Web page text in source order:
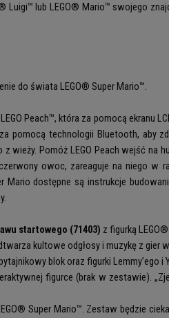
Luigi™ lub LEGO® Mario™ swojego
do świata LEGO® Super Mario™.
Peach™, która za pomocą ekranu
pomocą technologii Bluetooth, aby
wieży. Pomóż LEGO Peach wejść na
owoc, zareaguje na niego w
dostępne są instrukcje
startowego (71403) z figurką
kultowe odgłosy i muzykę z gier
blok oraz figurki Lemmy’ego i
figurce (brak w zestawie).
Super Mario™. Zestaw będzie